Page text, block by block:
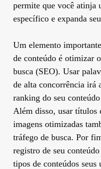
permite que você atinja
específico e expanda
Um elemento
de conteúdo é otimizar
busca (SEO). Usar
de alta concorrência irá
ranking do seu
Além disso, usar títulos
imagens otimizadas
tráfego de busca. Por
registro de seu
tipos de conteúdos seus